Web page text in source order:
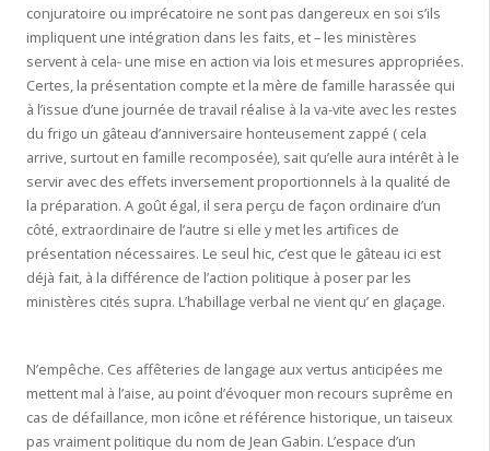
conjuratoire ou imprécatoire ne sont pas dangereux en soi s’ils
impliquent une intégration dans les faits, et – les ministères
servent à cela- une mise en action via lois et mesures appropriées.
Certes, la présentation compte et la mère de famille harassée qui
à l’issue d’une journée de travail réalise à la va-vite avec les restes
du frigo un gâteau d’anniversaire honteusement zappé ( cela
arrive, surtout en famille recomposée), sait qu’elle aura intérêt à le
servir avec des effets inversement proportionnels à la qualité de
la préparation. A goût égal, il sera perçu de façon ordinaire d’un
côté, extraordinaire de l’autre si elle y met les artifices de
présentation nécessaires. Le seul hic, c’est que le gâteau ici est
déjà fait, à la différence de l’action politique à poser par les
ministères cités supra. L’habillage verbal ne vient qu’ en glaçage.
N’empêche. Ces affêteries de langage aux vertus anticipées me
mettent mal à l’aise, au point d’évoquer mon recours suprême en
cas de défaillance, mon icône et référence historique, un taiseux
pas vraiment politique du nom de Jean Gabin. L’espace d’un